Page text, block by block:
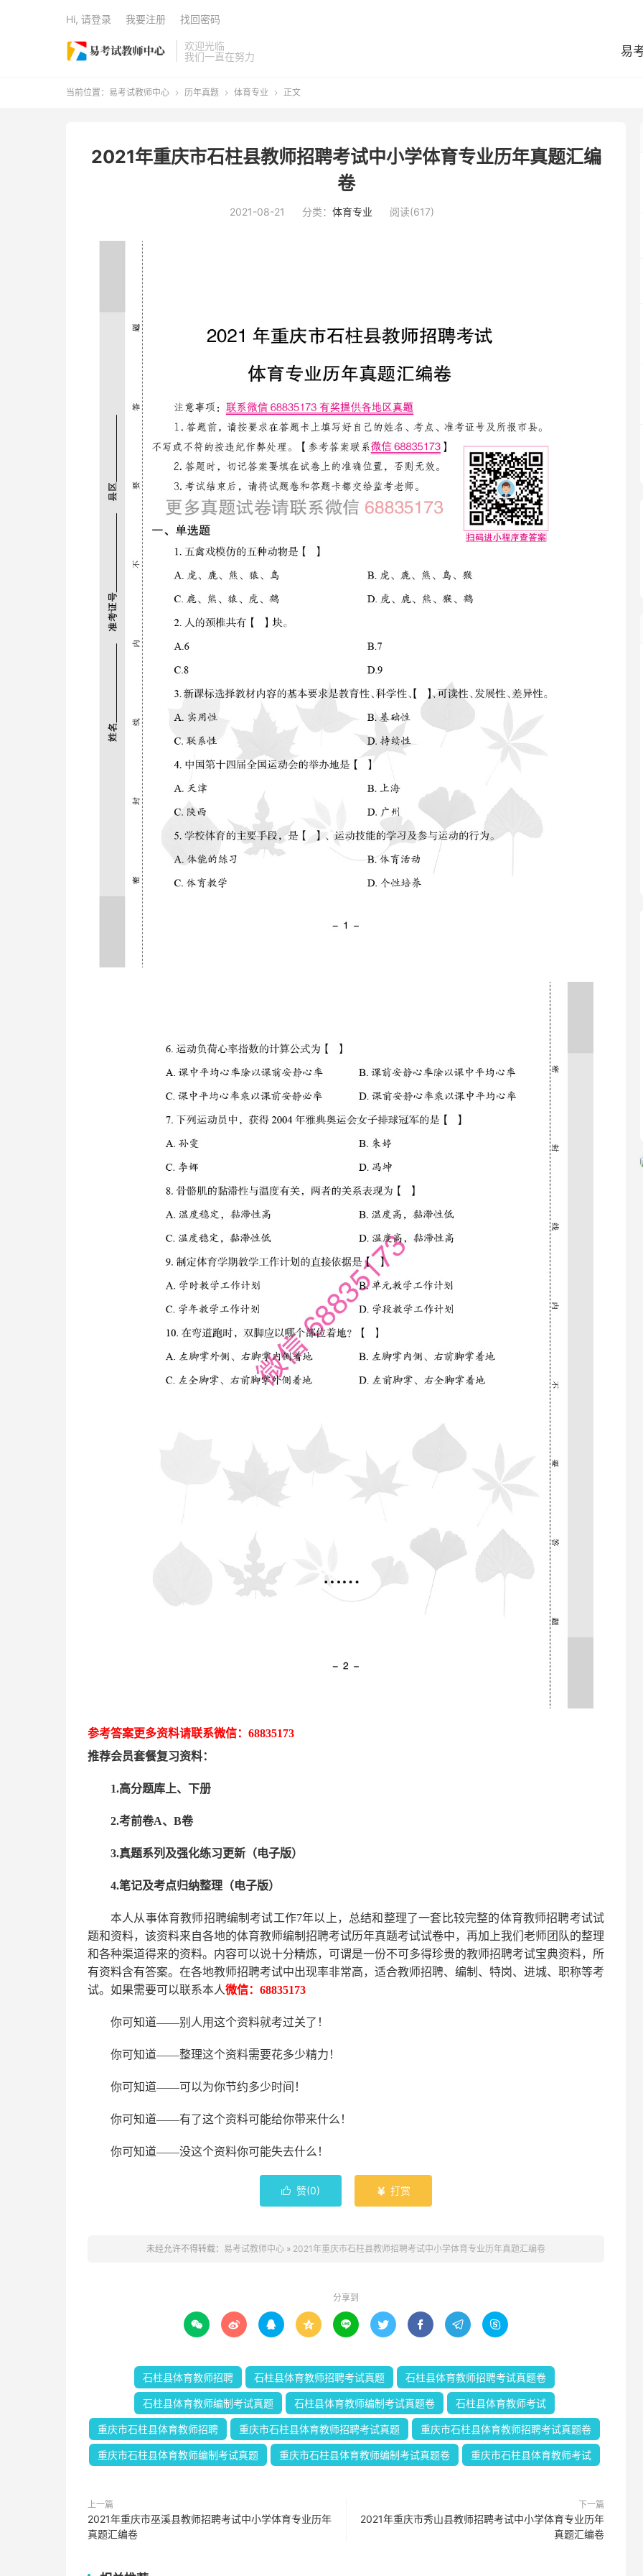
欢迎光临
我们一直在努力
易
Hi, 请登录 我要注册 找回密码
当前位置： 易考试教师中心  历年真题  体育专业  正文
2021年重庆市石柱县教师招聘考试中小学体育专业历年真题汇编
卷
2021-08-21 分类： 体育专业 阅读(617)
参考答案更多资料请联系微信： 68835173
推荐会员套餐复习资料：
1.高分题库上、下册
2.考前卷A、B卷
3.真题系列及强化练习更新（电子版）
4.笔记及考点归纳整理（电子版）
本人从事体育教师招聘编制考试工作7年以上，总结和整理了一套比较完整的体育教师招聘考试试
题和资料，该资料来自各地的体育教师编制招聘考试历年真题考试试卷中， 再加上我们 老师 团队的整理
和各种渠道得来的资料。内容可以说十分精炼，可谓是一份不可多得珍贵的教师招聘考试宝典资料，所
有资料含有答案。 在各地教师招聘考试中出现率非常高，适合教师招聘、编制、特岗、进城、职称等考
试。如果需要可以联系本人微信： 68835173
你可知道——别人用这个资料就考过关了！
你可知道——整理这个资料需要花多少精力 ！
你可知道——可以为你节约多少时间！
你可知道——有了这个资料可能给你带来什么！
你可知道——没这个资料你可能失去什么 ！
 赞(0)  打赏
未经允许不得转载： 易考试教师中心 » 2021年重庆市石柱县教师招聘考试中小学体育专业历年真题汇编卷
分享到
        
石柱县体育教师招聘 石柱县体育教师招聘考试真题 石柱县体育教师招聘考试真题卷
石柱县体育教师编制考试真题 石柱县体育教师编制考试真题卷 石柱县体育教师考试
重庆市石柱县体育教师招聘 重庆市石柱县体育教师招聘考试真题 重庆市石柱县体育教师招聘考试真题卷
重庆市石柱县体育教师编制考试真题 重庆市石柱县体育教师编制考试真题卷 重庆市石柱县体育教师考试
上一篇
2021年重庆市巫溪县教师招聘考试中小学体育专业历年
真题汇编卷
下一篇
2021年重庆市秀山县教师招聘考试中小学体育专业历年
真题汇编卷